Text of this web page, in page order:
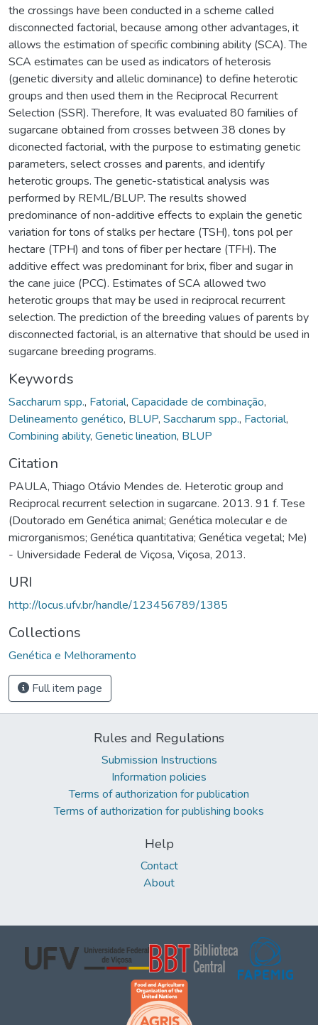
the crossings have been conducted in a scheme called
disconnected factorial, because among other advantages, it
allows the estimation of specific combining ability (SCA). The
SCA estimates can be used as indicators of heterosis
(genetic diversity and allelic dominance) to define heterotic
groups and then used them in the Reciprocal Recurrent
Selection (SSR). Therefore, It was evaluated 80 families of
sugarcane obtained from crosses between 38 clones by
diconected factorial, with the purpose to estimating genetic
parameters, select crosses and parents, and identify
heterotic groups. The genetic-statistical analysis was
performed by REML/BLUP. The results showed
predominance of non-additive effects to explain the genetic
variation for tons of stalks per hectare (TSH), tons pol per
hectare (TPH) and tons of fiber per hectare (TFH). The
additive effect was predominant for brix, fiber and sugar in
the cane juice (PCC). Estimates of SCA allowed two
heterotic groups that may be used in reciprocal recurrent
selection. The prediction of the breeding values of parents by
disconnected factorial, is an alternative that should be used in
sugarcane breeding programs.
Keywords
Saccharum spp., Fatorial, Capacidade de combinação,
Delineamento genético, BLUP, Saccharum spp., Factorial,
Combining ability, Genetic lineation, BLUP
Citation
PAULA, Thiago Otávio Mendes de. Heterotic group and
Reciprocal recurrent selection in sugarcane. 2013. 91 f. Tese
(Doutorado em Genética animal; Genética molecular e de
microrganismos; Genética quantitativa; Genética vegetal; Me)
- Universidade Federal de Viçosa, Viçosa, 2013.
URI
http://locus.ufv.br/handle/123456789/1385
Collections
Genética e Melhoramento
Full item page
Rules and Regulations
Submission Instructions
Information policies
Terms of authorization for publication
Terms of authorization for publishing books
Help
Contact
About